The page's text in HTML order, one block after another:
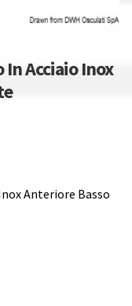
Acciaio Inox
Anteriore Basso